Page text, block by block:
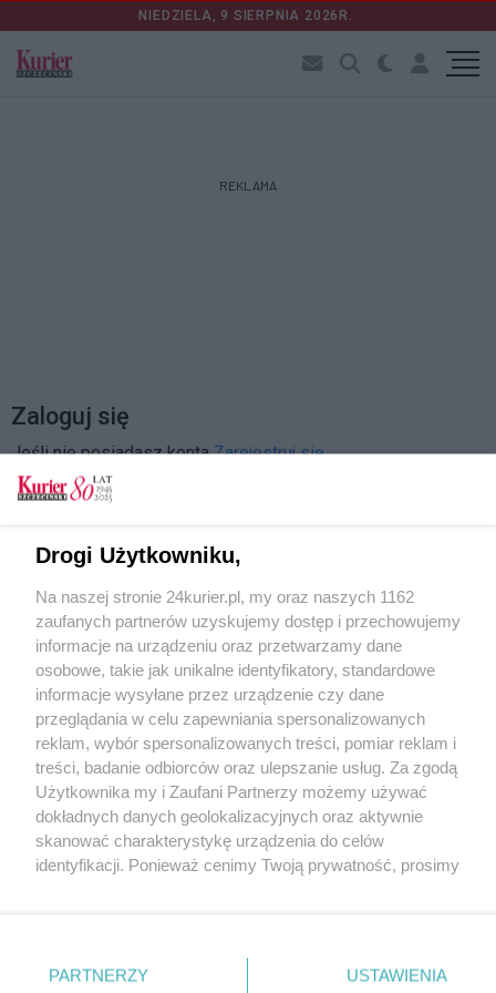
NIEDZIELA, 9 SIERPNIA 2026R.
REKLAMA
Zaloguj się
Jeśli nie posiadasz kontaZarejestruj się
Zapamiętać?
Zaloguj
Zapomniałem hasła
Copyright © 2022 Kurier Szczeciński sp. z o.o.
Drogi Użytkowniku,
Na naszej stronie 24kurier.pl, my oraz naszych 1162
zaufanych partnerów uzyskujemy dostęp i przechowujemy
informacje na urządzeniu oraz przetwarzamy dane
osobowe, takie jak unikalne identyfikatory, standardowe
informacje wysyłane przez urządzenie czy dane
przeglądania w celu zapewniania spersonalizowanych
reklam, wybór spersonalizowanych treści, pomiar reklam i
treści, badanie odbiorców oraz ulepszanie usług. Za zgodą
Użytkownika my i Zaufani Partnerzy możemy używać
dokładnych danych geolokalizacyjnych oraz aktywnie
skanować charakterystykę urządzenia do celów
identyfikacji. Ponieważ cenimy Twoją prywatność, prosimy
prywatności znajdujący się w lewym dolnym rogu strony
. Niektóre rodzaje przetwarzania danych nie wymagają
PARTNERZY USTAWIENIA